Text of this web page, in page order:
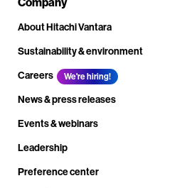
About Hitachi Vantara
Sustainability & environment
Careers
We're hiring!
News & press releases
Events & webinars
Leadership
Preference center